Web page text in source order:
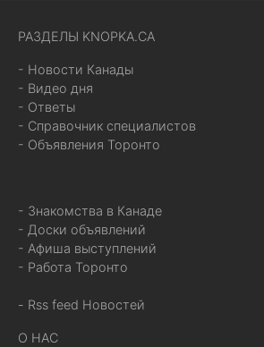
РАЗДЕЛЫ KNOPKA.CA
- Новости Канады
- Видео дня
- Ответы
- Справочник специалистов
- Объявления Торонто
- Знакомства в Канаде
- Доски объявлений
- Афиша выступлений
- Работа Торонто
- Rss feed Новостей
О НАС